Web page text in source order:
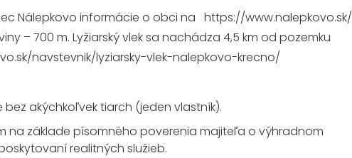
Nálepkovo informácie o obci na https://www.nalepkovo.sk/
– 700 m. Lyžiarský vlek sa nachádza 4,5 km od pozemku
navstevnik/lyziarsky-vlek-nalepkovo-krecno/
bez akýchkoľvek tiarch (jeden vlastník).
na základe písomného poverenia majiteľa o výhradnom
realitných služieb.